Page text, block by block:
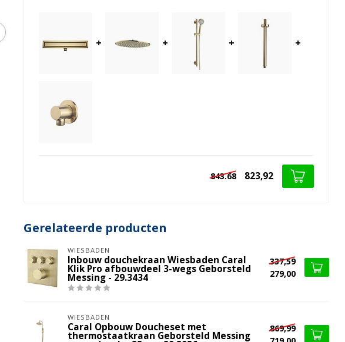
+ + + +
843.68 823,92
Gerelateerde producten
WIESBADEN
Inbouw douchekraan Wiesbaden Caral
Klik Pro afbouwdeel 3-wegs Geborsteld
Messing - 29.3434
337,59
279,00
WIESBADEN
Caral Opbouw Doucheset met
thermostaatkraan Geborsteld Messing
869,99